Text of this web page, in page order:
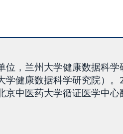
，兰州大学健康数据科
学健康数据科学研究院）
京中医药大学循证医学中